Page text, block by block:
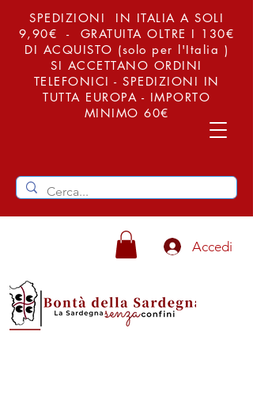
SPEDIZIONI IN ITALIA A SOLI
9,90€ - GRATUITA OLTRE I 130€
DI ACQUISTO (solo per l'Italia )
SI ACCETTANO ORDINI
TELEFONICI - SPEDIZIONI IN
TUTTA EUROPA - IMPORTO
MINIMO 60€
Accedi